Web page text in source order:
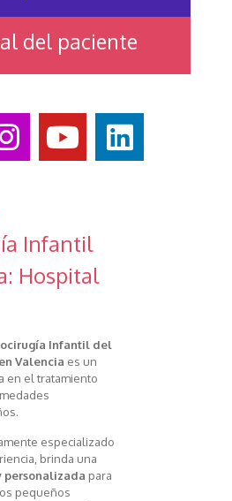
del paciente
Infantil
Hospital
Infantil del
Valencia es un
en el tratamiento
especializado
brinda una
personalizada para
pequeños